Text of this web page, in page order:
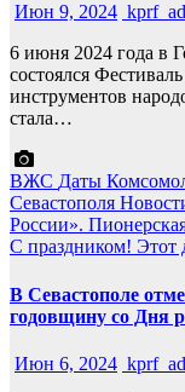
Июн 9, 2024
6 июня 2024 года в
состоялся
инструментов
стала…
ВЖС Даты
Севастополя
России».
С праздником! Этот
В Севастополе
годовщину со Дня
Июн 6, 2024